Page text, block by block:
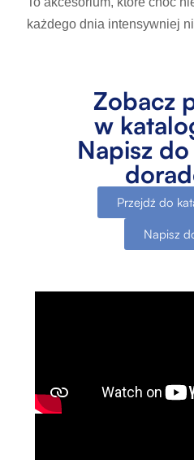
każdego dnia intensywniej
Zobacz
w
Napisz
Przejdź do
Napisz